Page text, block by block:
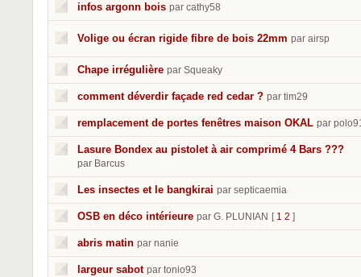
infos argonn bois par cathy58
Volige ou écran rigide fibre de bois 22mm par airsp
Chape irrégulière par Squeaky
comment déverdir façade red cedar ? par tim29
remplacement de portes fenêtres maison OKAL par
Lasure Bondex au pistolet à air comprimé 4 Bars ???
par Barcus
Les insectes et le bangkirai par septicaemia
OSB en déco intérieure par G. PLUNIAN [ 1 2 ]
abris matin par nanie
largeur sabot par tonio93